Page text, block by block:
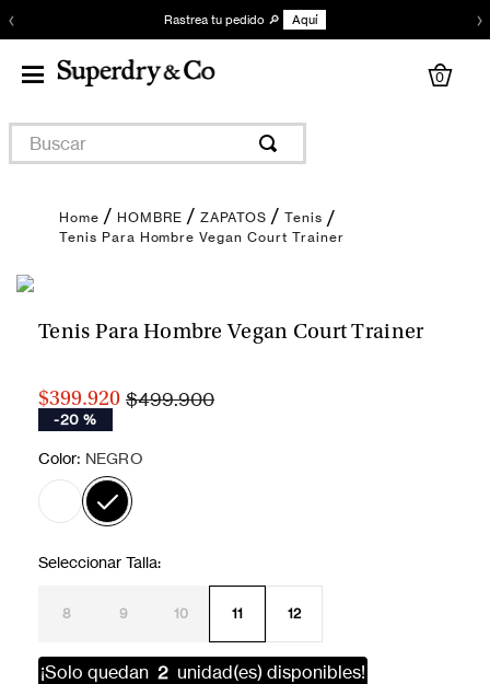
‹ Rastrea tu pedido 🔎 Aquí ›
0
Buscar
HOMBRE ZAPATOS
Tenis
Tenis Para Hombre Vegan Court Trainer
Tenis Para Hombre Vegan Court Trainer
$399.920 $499.900
-20 %
Color: NEGRO
8 9 10 11 12
¡Solo quedan 2 unidad(es) disponibles!